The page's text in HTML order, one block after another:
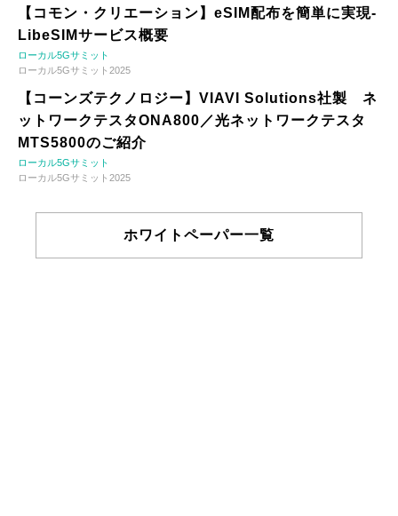
【コモン・クリエーション】eSIM配布を簡単に実現-
LibeSIMサービス概要
ローカル5Gサミット
ローカル5Gサミット2025
【コーンズテクノロジー】VIAVI Solutions社製 ネ
ットワークテスタONA800／光ネットワークテスタ
MTS5800のご紹介
ローカル5Gサミット
ローカル5Gサミット2025
ホワイトペーパー一覧